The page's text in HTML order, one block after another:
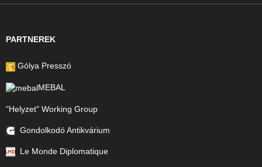
PARTNEREK
Gólya Presszó
MEBAL
"Helyzet" Working Group
Gondolkodó Antikvárium
Le Monde Diplomatique